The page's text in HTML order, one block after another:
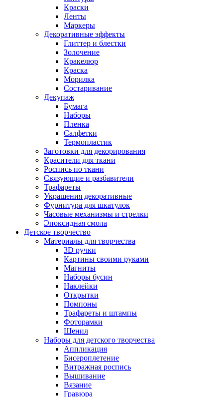
Краски
Ленты
Маркеры
Декоративные эффекты
Глиттер и блестки
Золочение
Кракелюр
Краска
Морилка
Состаривание
Декупаж
Бумага
Наборы
Пленка
Салфетки
Термопластик
Заготовки для декорирования
Красители для ткани
Роспись по ткани
Связующие и разбавители
Трафареты
Украшения декоративные
Фурнитура для шкатулок
Часовые механизмы и стрелки
Эпоксидная смола
Детское творчество
Материалы для творчества
3D ручки
Картины своими руками
Магниты
Наборы бусин
Наклейки
Открытки
Помпоны
Трафареты и штампы
Фоторамки
Шенил
Наборы для детского творчества
Аппликация
Бисероплетение
Витражная роспись
Вышивание
Вязание
Гравюра